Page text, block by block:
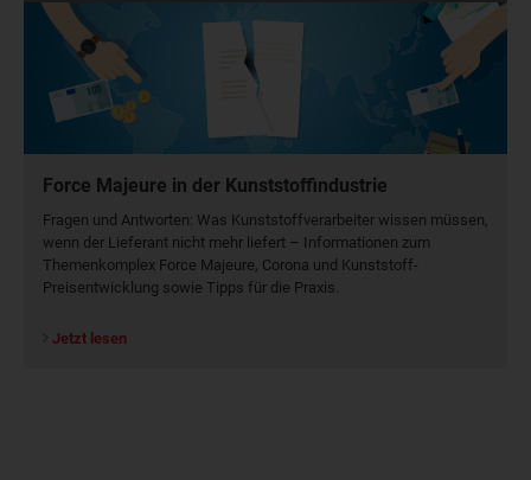
Force Majeure in der Kunststoffindustrie
Fragen und Antworten: Was Kunst­stoff­verarbeiter wissen müssen,
wenn der Lieferant nicht mehr liefert – Informationen zum
Themenkomplex Force Majeure, Corona und Kunststoff-
Preisentwicklung sowie Tipps für die Praxis.
Jetzt lesen